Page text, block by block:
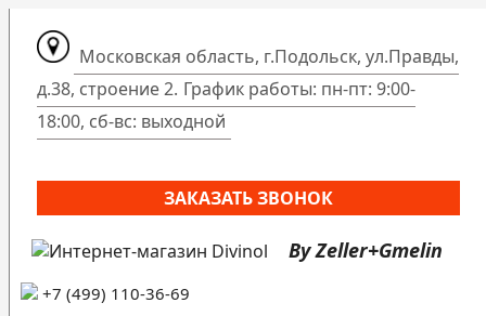
Московская область, г.Подольск, ул.Правды,
д.38, строение 2. График работы: пн-пт: 9:00-
18:00, сб-вс: выходной
ЗАКАЗАТЬ ЗВОНОК
By Zeller+Gmelin
+7 (499) 110-36-69